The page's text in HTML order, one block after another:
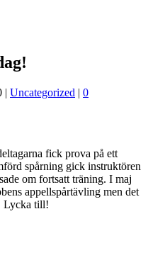
| Uncategorized | 0
fick prova på ett
spårning gick instruktören
om fortsatt träning. I maj
appellspårtävling men det
Lycka till!